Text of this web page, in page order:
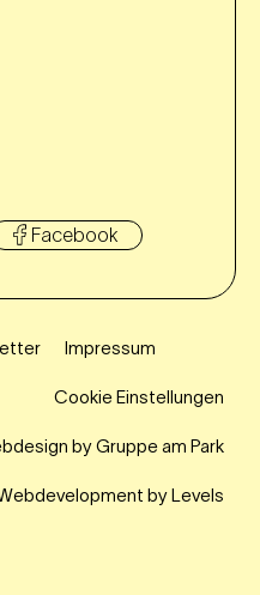
Facebook
Impressum
Cookie Einstellungen
by Gruppe am Park
by Levels